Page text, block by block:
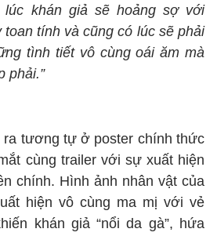
lúc khán giả sẽ hoảng sợ với
tính và cũng có lúc sẽ phải
tình tiết vô cùng oái ăm mà
phải.”
ra tương tự ở poster chính thức
cùng trailer với sự xuất hiện
chính. Hình ảnh nhân vật của
hiện vô cùng ma mị với vẻ
khán giả “nổi da gà”, hứa